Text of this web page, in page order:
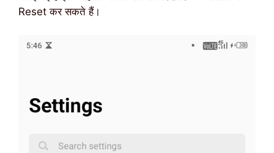
Reset कर सकते हैं।